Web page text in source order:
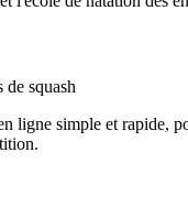
de squash
ligne simple et rapide,